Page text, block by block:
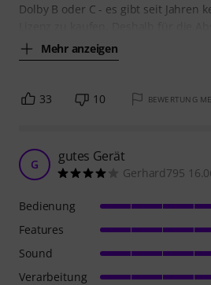
Dolby B oder C - es gibt seit Jahren
Mehr anzeigen
33 10 BEWERTUNG
G gutes Gerät
Gerhard795
Bedienung
Features
Sound
Verarbeitung